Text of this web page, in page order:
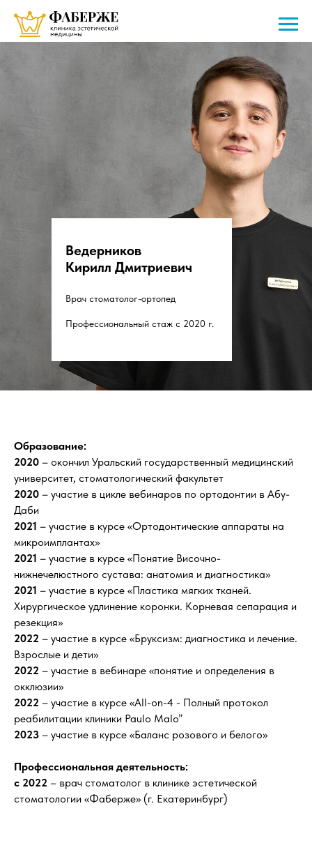
Ведерников
Кирилл Дмитриевич
Врач стоматолог-ортопед
Профессиональный стаж с 2020 г.
Образование:
2020 – окончил Уральский государственный медицинский
университет, стоматологический факультет
2020 – участие в цикле вебинаров по ортодонтии в Абу-
Даби
2021 – участие в курсе «Ортодонтические аппараты на
микроимплантах»
2021 – участие в курсе «Понятие Височно-
нижнечелюстного сустава: анатомия и диагностика»
2021 – участие в курсе «Пластика мягких тканей.
Хирургическое удлинение коронки. Корневая сепарация и
резекция»
2022 – участие в курсе «Бруксизм: диагностика и лечение.
Взрослые и дети»
2022 – участие в вебинаре «понятие и определения в
окклюзии»
2022 – участие в курсе «All-on-4 - Полный протокол
реабилитации клиники Paulo Malo”
2023 – участие в курсе «Баланс розового и белого»
Профессиональная деятельность:
с 2022 – врач стоматолог в клинике эстетической
стоматологии «Фаберже» (г. Екатеринбург)